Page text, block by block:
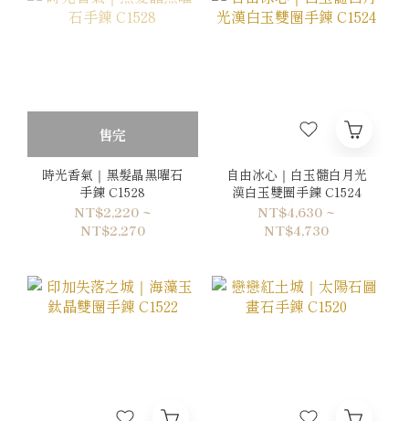
售完
時光香氣｜黑髮晶黑曜石
手鍊 C1528
NT$2,220 ~
NT$2,270
自由冰心｜白玉髓白月光
漢白玉雙圈手鍊 C1524
NT$4,630 ~
NT$4,730